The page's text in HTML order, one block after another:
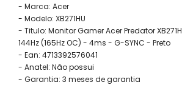
- Marca: Acer
- Modelo: XB271HU
- Titulo: Monitor Gamer Acer Predator
144Hz (165Hz OC) - 4ms - G-SYNC - Preto
- Ean: 4713392576041
- Anatel: Não possui
- Garantia: 3 meses de garantia